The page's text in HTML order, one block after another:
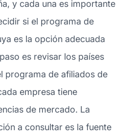
y cada una es importante
si el programa de
es la opción adecuada
es revisar los países
programa de afiliados de
empresa tiene
de mercado. La
a consultar es la fuente